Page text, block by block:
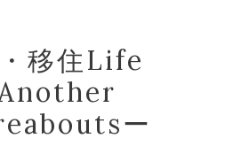
移住Life
ー